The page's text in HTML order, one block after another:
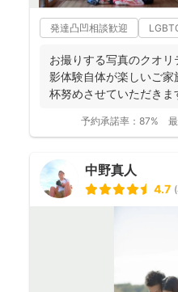
発達凸凹相談歓迎
お撮りする写真のクオ
影体験自体が楽しいご
杯努めさせていただきま
予約承諾率： 87%
中野真人
4.7 (